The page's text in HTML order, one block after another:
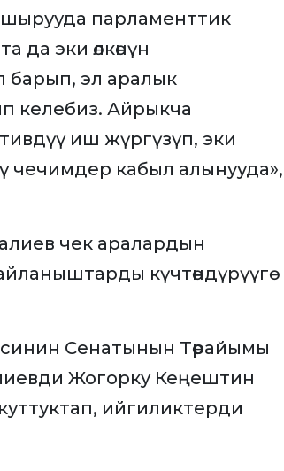
парламенттик
да эки өлкөнүн
эл аралык
келебиз. Айрыкча
иш жүргүзүп, эки
чечимдер кабыл алынууда»,
чек аралардын
күчтөндүрүүгө
Сенатынын Төрайымы
Жогорку Кеңештин
ийгиликтерди